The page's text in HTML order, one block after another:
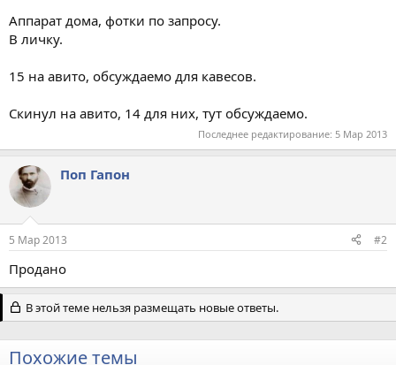
Аппарат дома, фотки по запросу.
В личку.
15 на авито, обсуждаемо для кавесов.
Скинул на авито, 14 для них, тут обсуждаемо.
Последнее редактирование: 5 Мар 2013
Поп Гапон
5 Мар 2013 #2
Продано
В этой теме нельзя размещать новые ответы.
Похожие темы